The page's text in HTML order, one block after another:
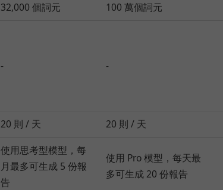
32,000 個詞元 100 萬個詞元
- -
20 則 / 天 20 則 / 天
使用思考型模型，每
月最多可生成 5 份報
告
使用 Pro 模型，每天最
多可生成 20 份報告